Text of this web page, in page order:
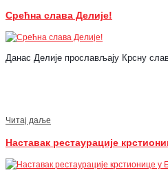
Срећна слава Делије!
Данас Делије прослављају Крсну
Читај даље
Наставак рестаурације